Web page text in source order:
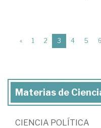
« 1 2 3 (current)
4 5 6
Materias de
CIENCIA POLÍTICA